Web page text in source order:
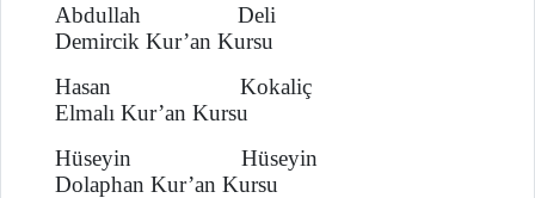
Abdullah Deli
Demircik Kur’an Kursu
Hasan Kokaliç
Elmalı Kur’an Kursu
Hüseyin Hüseyin
Dolaphan Kur’an Kursu